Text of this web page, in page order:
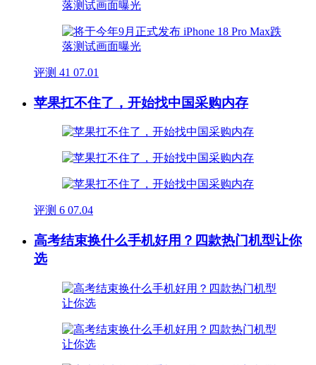
评测 41 07.01
苹果扛不住了，开始找中国采购内存
评测 6 07.04
高考结束换什么手机好用？四款热门机型让你
选